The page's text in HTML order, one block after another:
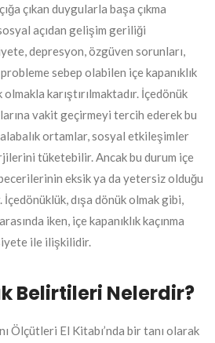
çıkan duygularla başa çıkma
açıdan gelişim geriliği
depresyon, özgüven sorunları,
sebep olabilen içe kapanıklık
olmakla karıştırılmaktadır. İçedönük
vakit geçirmeyi tercih ederek bu
ortamlar, sosyal etkileşimler
tüketebilir. Ancak bu durum içe
eksik ya da yetersiz olduğu
İçedönüklük, dışa dönük olmak gibi,
iken, içe kapanıklık kaçınma
ile ilişkilidir.
Belirtileri Nelerdir?
Ölçütleri El Kitabı’nda bir tanı olarak